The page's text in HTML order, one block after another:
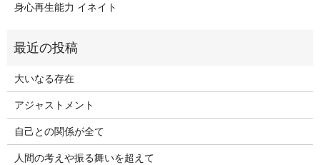
身心再生能力 イネイト
大いなる存在
アジャストメント
自己との関係が全て
人間の考えや振る舞いを超えて